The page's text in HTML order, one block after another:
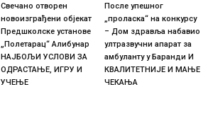
Свечано отворен
новоизграђени објекат
Предшколске установе
„Полетарац“ Алибунар
НАЈБОЉИ УСЛОВИ ЗА
ОДРАСТАЊЕ, ИГРУ И
УЧЕЊЕ
После упешног
„проласка“ на конкурсу
– Дом здравља набавио
ултразвучни апарат за
амбуланту у Баранди И
КВАЛИТЕТНИЈЕ И МАЊЕ
ЧЕКАЊА